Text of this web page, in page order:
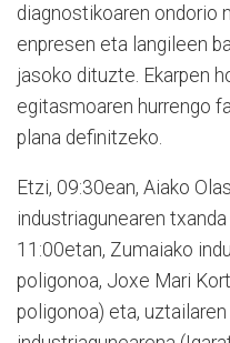
diagnostikoaren ondorio
enpresen eta langileen
jasoko dituzte. Ekarpen
egitasmoaren hurrengo
plana definitzeko.
Etzi, 09:30ean, Aiako
industriagunearen
11:00etan, Zumaiako
poligonoa, Joxe Mari
poligonoa) eta,